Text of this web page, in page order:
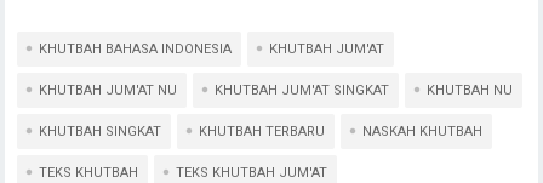
KHUTBAH BAHASA INDONESIA KHUTBAH JUM'AT
KHUTBAH JUM'AT NU KHUTBAH JUM'AT SINGKAT KHUTBAH NU
KHUTBAH SINGKAT KHUTBAH TERBARU NASKAH KHUTBAH
TEKS KHUTBAH TEKS KHUTBAH JUM'AT